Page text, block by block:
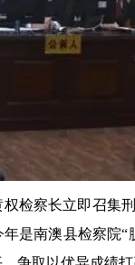
察长立即召集刑
是南澳县检察院